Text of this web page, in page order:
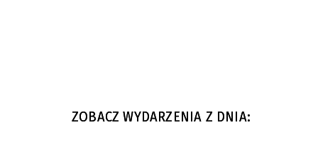
ZOBACZ WYDARZENIA Z DNIA: